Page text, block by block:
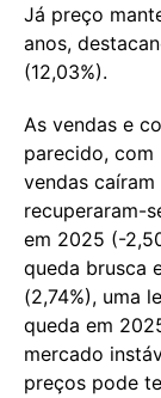
Já preço
anos,
(12,03%).
As vendas e
parecido, com
vendas
recuperaram-
em 2025 (-
queda brusca
(2,74%), uma
queda em
mercado
preços pode